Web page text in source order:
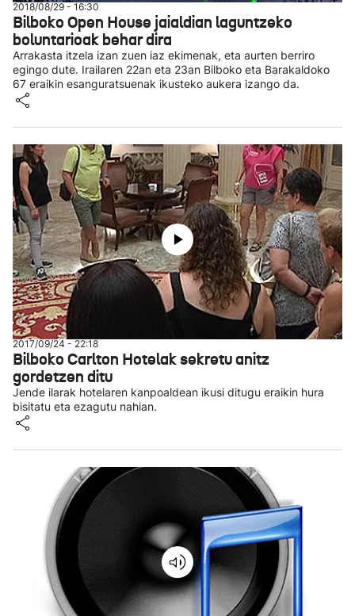
2018/08/29 - 16:30
Bilboko Open House jaialdian laguntzeko
boluntarioak behar dira
Arrakasta itzela izan zuen iaz ekimenak, eta aurten berriro
egingo dute. Irailaren 22an eta 23an Bilboko eta Barakaldoko
67 eraikin esanguratsuenak ikusteko aukera izango da.
2017/09/24 - 22:18
Bilboko Carlton Hotelak sekretu anitz
gordetzen ditu
Jende ilarak hotelaren kanpoaldean ikusi ditugu eraikin hura
bisitatu eta ezagutu nahian.